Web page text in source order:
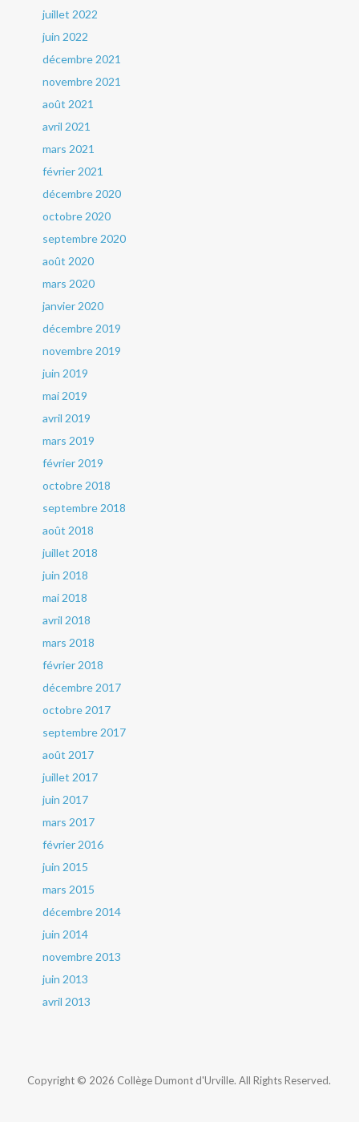
juillet 2022
juin 2022
décembre 2021
novembre 2021
août 2021
avril 2021
mars 2021
février 2021
décembre 2020
octobre 2020
septembre 2020
août 2020
mars 2020
janvier 2020
décembre 2019
novembre 2019
juin 2019
mai 2019
avril 2019
mars 2019
février 2019
octobre 2018
septembre 2018
août 2018
juillet 2018
juin 2018
mai 2018
avril 2018
mars 2018
février 2018
décembre 2017
octobre 2017
septembre 2017
août 2017
juillet 2017
juin 2017
mars 2017
février 2016
juin 2015
mars 2015
décembre 2014
juin 2014
novembre 2013
juin 2013
avril 2013
Copyright © 2026 Collège Dumont d'Urville. All Rights Reserved.